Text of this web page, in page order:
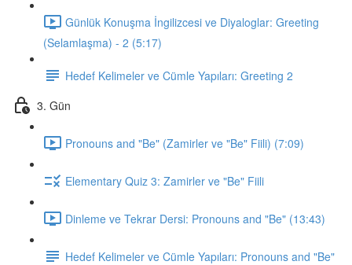
Günlük Konuşma İngilizcesi ve Diyaloglar: Greeting
(Selamlaşma) - 2 (5:17)
Hedef Kelimeler ve Cümle Yapıları: Greeting 2
3. Gün
Pronouns and "Be" (Zamirler ve "Be" Fiili) (7:09)
Elementary Quiz 3: Zamirler ve "Be" Fiili
Dinleme ve Tekrar Dersi: Pronouns and "Be" (13:43)
Hedef Kelimeler ve Cümle Yapıları: Pronouns and "Be"